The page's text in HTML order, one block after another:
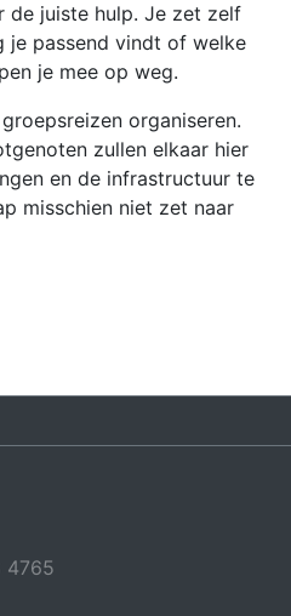
de juiste hulp. Je zet zelf
je passend vindt of welke
je mee op weg.
organiseren.
zullen elkaar hier
en de infrastructuur te
misschien niet zet naar
4765